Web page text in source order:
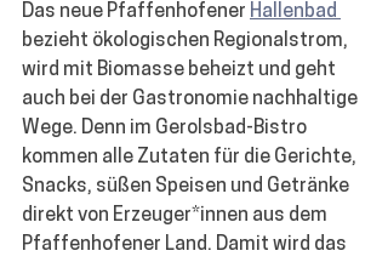
Das neue Pfaffenhofener Hallenbad
bezieht ökologischen Regionalstrom,
wird mit Biomasse beheizt und geht
auch bei der Gastronomie nachhaltige
Wege. Denn im Gerolsbad-Bistro
kommen alle Zutaten für die Gerichte,
Snacks, süßen Speisen und Getränke
direkt von Erzeuger*innen aus dem
Pfaffenhofener Land. Damit wird das